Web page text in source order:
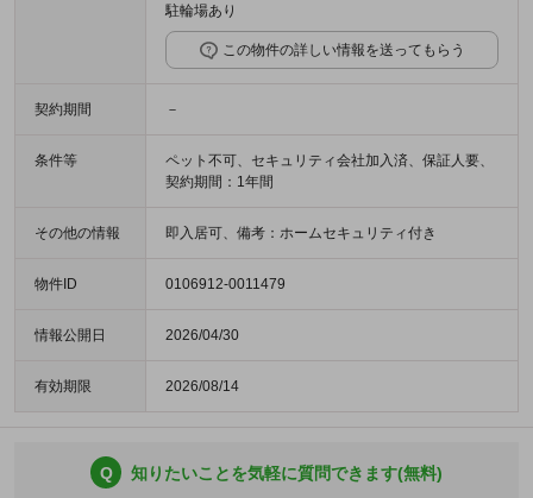
駐輪場あり
この物件の詳しい情報を送ってもらう
契約期間 －
条件等
ペット不可、セキュリティ会社加入済、保証人要、
契約期間：1年間
その他の情報 即入居可、備考：ホームセキュリティ付き
物件ID 0106912-0011479
情報公開日 2026/04/30
有効期限 2026/08/14
Q 知りたいことを気軽に質問できます(無料)